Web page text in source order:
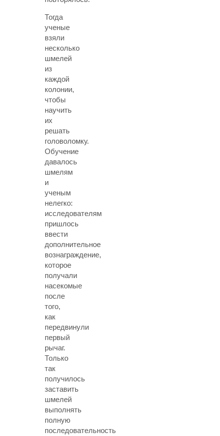
Тогда
ученые
взяли
несколько
шмелей
из
каждой
колонии,
чтобы
научить
их
решать
головоломку.
Обучение
давалось
шмелям
и
ученым
нелегко:
исследователям
пришлось
ввести
дополнительное
вознаграждение,
которое
получали
насекомые
после
того,
как
передвинули
первый
рычаг.
Только
так
получилось
заставить
шмелей
выполнять
полную
последовательность